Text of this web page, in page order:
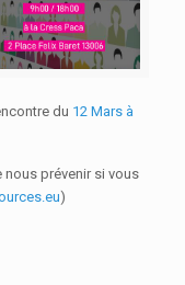
du 12 Mars à
nous prévenir si vous
)